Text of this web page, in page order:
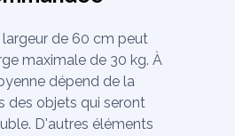
de 60 cm peut
maximale de 30 kg. À
dépend de la
des objets qui seront
D'autres éléments